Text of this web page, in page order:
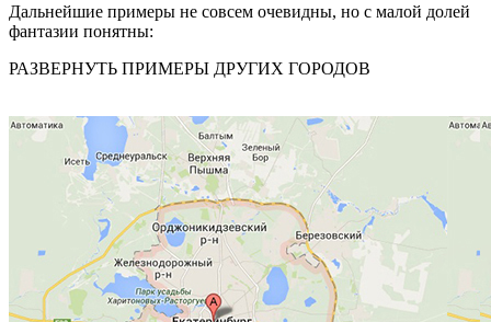
Дальнейшие примеры не совсем очевидны, но с малой долей
фантазии понятны:
РАЗВЕРНУТЬ ПРИМЕРЫ ДРУГИХ ГОРОДОВ